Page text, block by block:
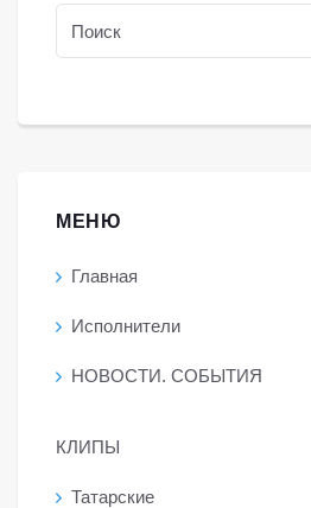
МЕНЮ
Главная
Исполнители
НОВОСТИ. СОБЫТИЯ
КЛИПЫ
Татарские